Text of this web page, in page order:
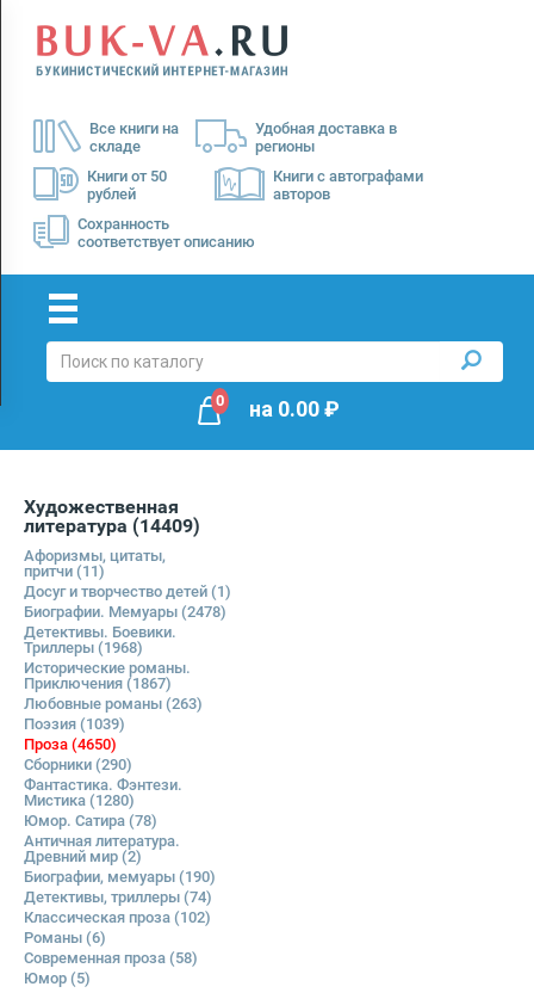
Все книги на
складе
Удобная доставка в
регионы
Книги от 50
рублей
Книги с автографами
авторов
Сохранность
соответствует описанию
Menu
Доставка
Оплата
0 на 0.00₽
Художественная
литература (14409)
Афоризмы, цитаты,
притчи (11)
Досуг и творчество детей (1)
Биографии. Мемуары (2478)
Детективы. Боевики.
Триллеры (1968)
Исторические романы.
Приключения (1867)
Любовные романы (263)
Поэзия (1039)
Проза (4650)
Сборники (290)
Фантастика. Фэнтези.
Мистика (1280)
Юмор. Сатира (78)
Античная литература.
Древний мир (2)
Биографии, мемуары (190)
Детективы, триллеры (74)
Классическая проза (102)
Романы (6)
Современная проза (58)
Юмор (5)